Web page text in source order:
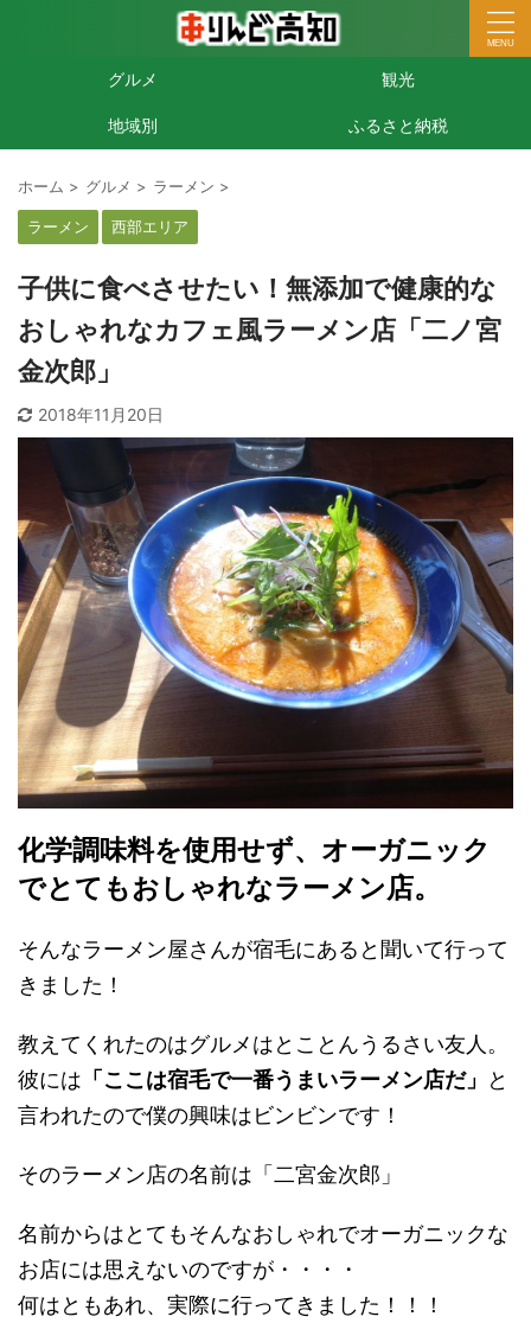
グルメ 観光
地域別 ふるさと納税
ホーム > グルメ > ラーメン >
ラーメン 西部エリア
子供に食べさせたい！無添加で健康的な
おしゃれなカフェ風ラーメン店「二ノ宮
金次郎」
2018年11月20日
化学調味料を使用せず、オーガニック
でとてもおしゃれなラーメン店。
そんなラーメン屋さんが宿毛にあると聞いて行って
きました！
教えてくれたのはグルメはとことんうるさい友人。
彼には 「ここは宿毛で一番うまいラーメン店だ」
と
言われたので僕の興味はビンビンです！
そのラーメン店の名前は「二宮金次郎」
名前からはとてもそんなおしゃれでオーガニックな
お店には思えないのですが・・・・
何はともあれ、実際に行ってきました！！！